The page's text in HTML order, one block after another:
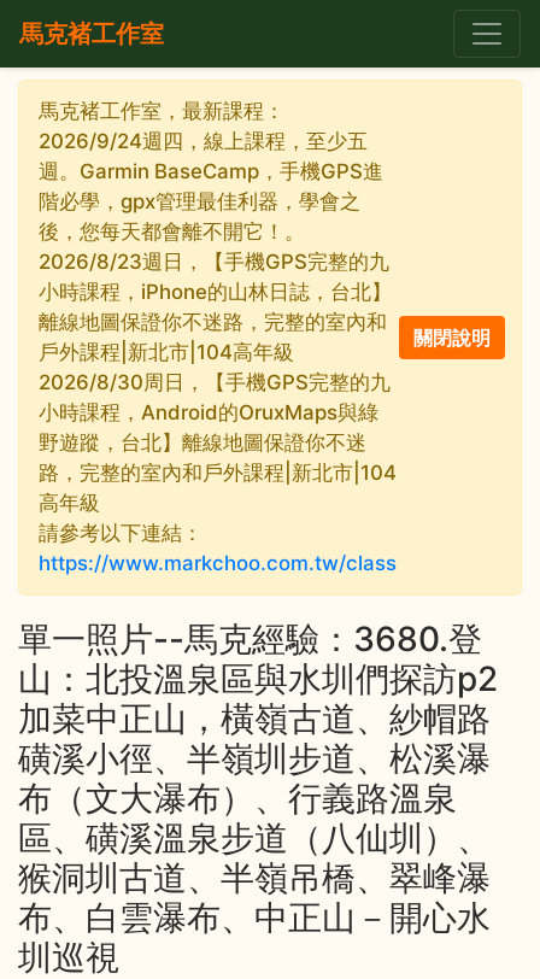
馬克褚工作室
馬克褚工作室，最新課程：
2026/9/24週四，線上課程，至少五
週。Garmin BaseCamp，手機GPS進
階必學，gpx管理最佳利器，學會之
後，您每天都會離不開它！。
2026/8/23週日，【手機GPS完整的九
小時課程，iPhone的山林日誌，台北】
離線地圖保證你不迷路，完整的室內和
戶外課程|新北市|104高年級
2026/8/30周日，【手機GPS完整的九
小時課程，Android的OruxMaps與綠
野遊蹤，台北】離線地圖保證你不迷
路，完整的室內和戶外課程|新北市|104
高年級
請參考以下連結：
https://www.markchoo.com.tw/class
單一照片--馬克經驗：3680.登
山：北投溫泉區與水圳們探訪p2
加菜中正山，橫嶺古道、紗帽路
磺溪小徑、半嶺圳步道、松溪瀑
布（文大瀑布）、行義路溫泉
區、磺溪溫泉步道（八仙圳）、
猴洞圳古道、半嶺吊橋、翠峰瀑
布、白雲瀑布、中正山－開心水
圳巡視